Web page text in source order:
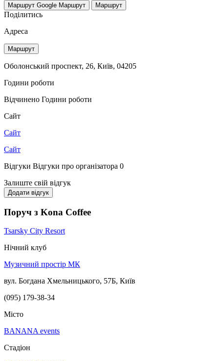
Маршрут Google Маршрут Маршрут
Поділитись
Адреса
Маршрут
Оболонський проспект, 26, Київ, 04205
Години роботи
Відчинено Години роботи
Сайт
Сайт
Сайт
Відгуки Відгуки про організатора 0
Залиште свій відгук
Додати відгук
Поруч з Kona Coffee
Tsarsky City Resort​
Нічний клуб
Музичний простір МК
вул. Богдана Хмельницького, 57Б, Київ
(095) 179-38-34
Місто
BANANA events
Стадіон